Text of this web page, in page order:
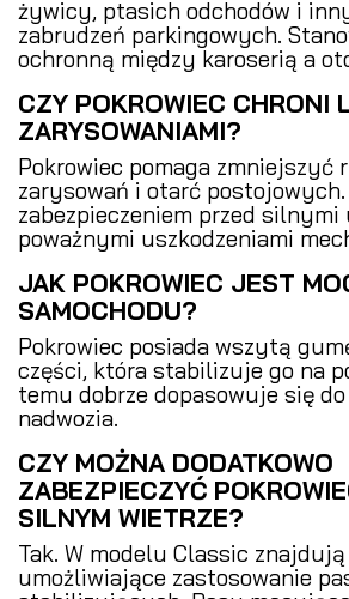
żywicy, ptasich odchodów i
zabrudzeń parkingowych.
ochronną między karoserią a
CZY POKROWIEC CHRONI
ZARYSOWANIAMI?
Pokrowiec pomaga zmniejszyć
zarysowań i otarć
zabezpieczeniem przed
poważnymi uszkodzeniami
JAK POKROWIEC JEST
SAMOCHODU?
Pokrowiec posiada wszytą
części, która stabilizuje go na
temu dobrze dopasowuje się
nadwozia.
CZY MOŻNA DODATKOWO
ZABEZPIECZYĆ
SILNYM WIETRZE?
Tak. W modelu Classic
umożliwiające zastosowanie